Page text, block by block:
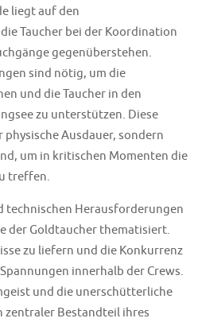
liegt auf den
Taucher bei der Koordination
gegenüberstehen.
sind nötig, um die
und die Taucher in den
zu unterstützen. Diese
Ausdauer, sondern
um in kritischen Momenten die
treffen.
technischen Herausforderungen
der Goldtaucher thematisiert.
zu liefern und die Konkurrenz
innerhalb der Crews.
und die unerschütterliche
zentraler Bestandteil ihres